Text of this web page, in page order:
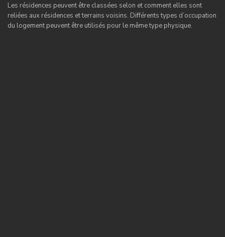
Les résidences peuvent être classées selon et comment elles sont
reliées aux résidences et terrains voisins. Différents types d’occupation
du logement peuvent être utilisés pour le même type physique.